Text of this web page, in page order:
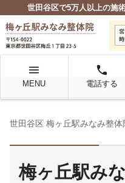
世田谷区で5万人以上の施
menu
MENU
local_phone
電話する
世田谷区 梅ヶ丘駅みなみ整体
梅ヶ丘駅み